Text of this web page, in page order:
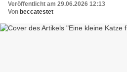
Veröffentlicht am 29.06.2026 12:13
Von beccatestet